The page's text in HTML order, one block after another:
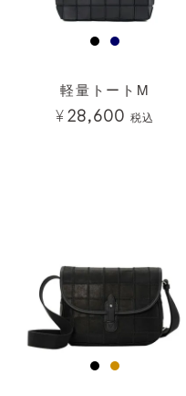
軽量トートM
¥28,600 税込